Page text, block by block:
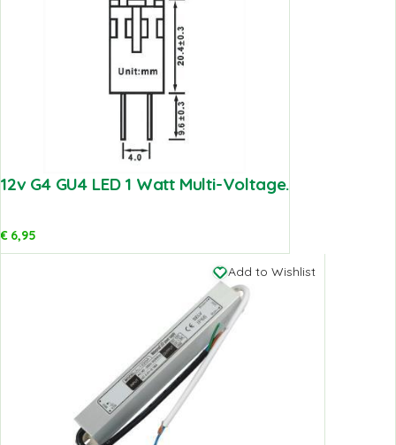
12v G4 GU4 LED 1 Watt Multi-Voltage.
€6,95
Add to Wishlist